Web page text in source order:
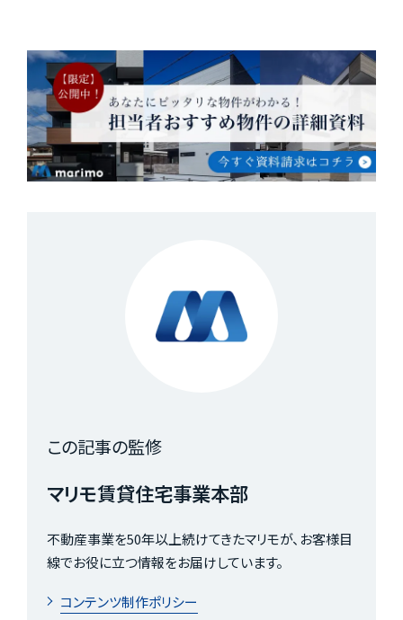
この記事の監修
マリモ賃貸住宅事業本部
不動産事業を50年以上続けてきたマリモが、お客様目
線でお役に立つ情報をお届けしています。
コンテンツ制作ポリシー